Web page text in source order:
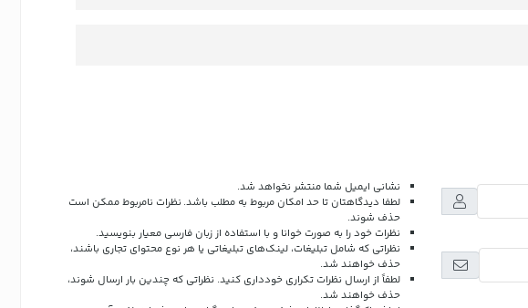
نشانی ایمیل شما منتشر نخواهد شد.
لطفا دیدگاهتان تا حد امکان مربوط به مطلب باشد. نظرات نامربوط ممکن است
حذف شوند.
نظرات خود را به صورت خوانا و با استفاده از زبان فارسی معیار بنویسید.
نظراتی که شامل تبلیغات، لینک‌های تبلیغاتی یا هر نوع محتوای تجاری باشند،
حذف خواهند شد.
لطفاً از ارسال نظرات تکراری خودداری کنید. نظراتی که چندین بار ارسال شوند،
حذف خواهند شد.